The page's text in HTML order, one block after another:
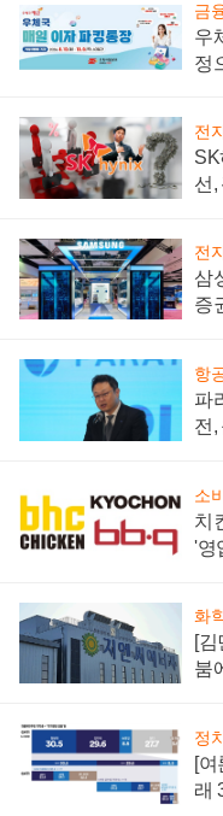
금
우
정
전
SK
선,
전
삼
증
항
파
전,
소
치
'영
화
[
붐
정
[여
래